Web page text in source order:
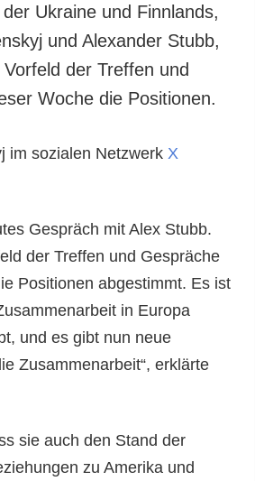
Ukraine und Finnlands,
und Alexander Stubb,
der Treffen und
Woche die Positionen.
im sozialen Netzwerk X
Gespräch mit Alex Stubb.
der Treffen und Gespräche
Positionen abgestimmt. Es ist
in Europa
und es gibt nun neue
Zusammenarbeit“, erklärte
sie auch den Stand der
zu Amerika und